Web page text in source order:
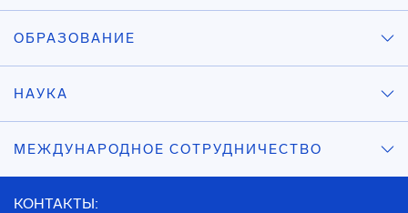
ОБРАЗОВАНИЕ
НАУКА
МЕЖДУНАРОДНОЕ СОТРУДНИЧЕСТВО
КОНТАКТЫ: